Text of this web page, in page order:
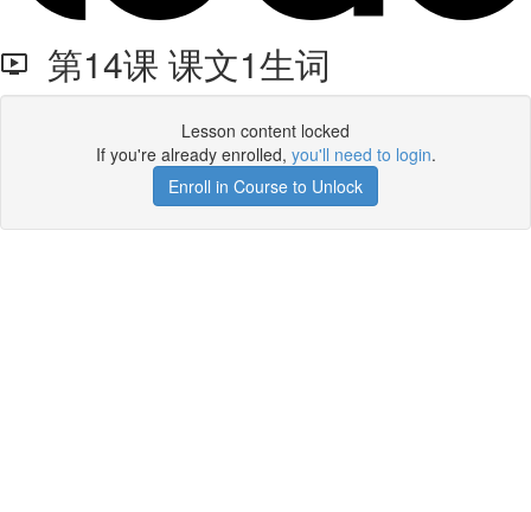
第14课 课文1生词
Lesson content locked
If you're already enrolled, you'll need to login.
Enroll in Course to Unlock